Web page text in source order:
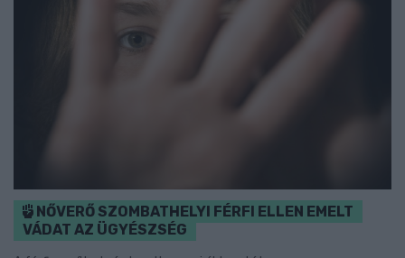
NŐVERŐ SZOMBATHELYI FÉRFI ELLEN EMELT
VÁDAT AZ ÜGYÉSZSÉG